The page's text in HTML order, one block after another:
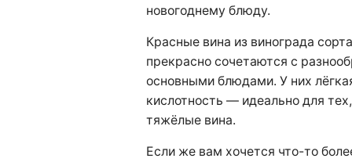
новогоднему блюду.
Красные вина из винограда
прекрасно сочетаются с
основными блюдами. У них
кислотность — идеально для
тяжёлые вина.
Если же вам хочется что-то